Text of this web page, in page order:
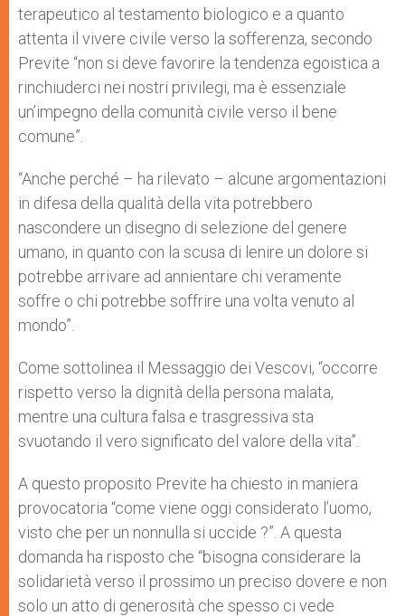
terapeutico al testamento biologico e a quanto
attenta il vivere civile verso la sofferenza, secondo
Previte “non si deve favorire la tendenza egoistica a
rinchiuderci nei nostri privilegi, ma è essenziale
un’impegno della comunità civile verso il bene
comune”.
“Anche perché – ha rilevato – alcune argomentazioni
in difesa della qualità della vita potrebbero
nascondere un disegno di selezione del genere
umano, in quanto con la scusa di lenire un dolore si
potrebbe arrivare ad annientare chi veramente
soffre o chi potrebbe soffrire una volta venuto al
mondo”.
Come sottolinea il Messaggio dei Vescovi, “occorre
rispetto verso la dignità della persona malata,
mentre una cultura falsa e trasgressiva sta
svuotando il vero significato del valore della vita”.
A questo proposito Previte ha chiesto in maniera
provocatoria “come viene oggi considerato l’uomo,
visto che per un nonnulla si uccide ?”. A questa
domanda ha risposto che “bisogna considerare la
solidarietà verso il prossimo un preciso dovere e non
solo un atto di generosità che spesso ci vede